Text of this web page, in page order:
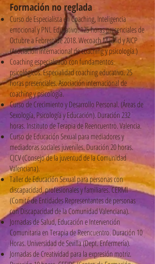
Formación no reglada
Curso de Especialista en Coaching, Inteligencia
emocional y PNL Educativo. 125 horas presenciales de
Octubre a Febrero de 2018. Wecoach Madrid y AICP
(Asociación internacional de coaching y psicología.)
Coaching especializado con fundamentos
psicológicos. Especialidad coaching educativo. 25
horas presenciales. Asociación internacional de
coaching y psicología.
Curso de Crecimiento y Desarrollo Personal. (Áreas de
Sexología, Psicología y Educación). Duración 232
horas. Instituto de Terapia de Reencuentro. Valencia.
Curso de Educación Sexual para mediadores y
mediadoras sociales juveniles. Duración 20 horas.
CJCV (Consejo de la juventud de la Comunidad
Valenciana).
Taller de Educación Sexual para personas con
discapacidad, profesionales y familiares. CERMI
(Comité de Entidades Representantes de personas
con Discapacidad de la Comunidad Valenciana).
Jornadas de Salud, Educación e Intervención
Comunitaria en Terapia de Reencuentro. Duración 10
Horas. Universidad de Sevilla (Dept. Enfermería).
Jornadas de Creatividad para la expresión motriz.